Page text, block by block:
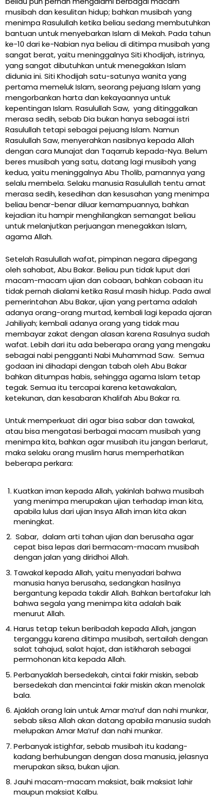
musibah dan kesulitan hidup; bahkan musibah yang
menimpa Rasulullah ketika beliau sedang membutuhkan
bantuan untuk menyebarkan Islam di Mekah. Pada tahun
ke-10 dari ke-Nabian nya beliau di ditimpa musibah yang
sangat berat, yaitu meninggalnya Siti Khodijah, istrinya,
yang sangat dibutuhkan untuk menegakkan Islam
didunia ini. Siti Khodijah satu-satunya wanita yang
pertama memeluk Islam, seorang pejuang Islam yang
mengorbankan harta dan kekayaannya untuk
kepentingan Islam. Rasulullah Saw, yang ditinggalkan
merasa sedih, sebab Dia bukan hanya sebagai istri
Rasulullah tetapi sebagai pejuang Islam. Namun
Rasulullah Saw, menyerahkan nasibnya kepada Allah
dengan caraMunajat dan Taqarrub kepada-Nya. Belum
beres musibah yang satu, datang lagi musibah yang
kedua, yaitu meninggalnya Abu Tholib, pamannya yang
selalu membela. Selaku manusia Rasulullah tentu amat
merasa sedih, kesedihan dan kesusahan yang menimpa
beliau benar-benar diluar kemampuannya, bahkan
kejadian itu hampir menghilangkan semangat beliau
untuk melanjutkan perjuangan menegakkan Islam,
agama Allah.
Setelah Rasulullah wafat, pimpinan negara dipegang
oleh sahabat, Abu Bakar. Beliau pun tidak luput dari
macam-macam ujian dan cobaan, bahkan cobaan itu
tidak pernah dialami ketika Rasul masih hidup. Pada awal
pemerintahan Abu Bakar, ujian yang pertama adalah
adanya orang-orang murtad, kembali lagi kepada ajaran
Jahiliyah; kembali adanya orang yang tidak mau
membayar zakat dengan alasan karena Rasulnya sudah
wafat. Lebih dari itu ada beberapa orang yang mengaku
sebagai nabi pengganti Nabi Muhammad Saw. Semua
godaan ini dihadapi dengan tabah oleh Abu Bakar
bahkan ditumpas habis, sehingga agama Islam tetap
tegak. Semua itu tercapai karena ketawakalan,
ketekunan, dan kesabaran Khalifah Abu Bakar ra.
Untuk memperkuat diri agar bisa sabar dan tawakal,
atau bisa mengatasi berbagai macam musibah yang
menimpa kita, bahkan agar musibah itu jangan berlarut,
maka selaku orang muslim harus memperhatikan
beberapa perkara:
Kuatkan iman kepada Allah, yakinlah bahwa musibah
yang menimpa merupakan ujian terhadap iman kita,
apabila lulus dari ujian Insya Allah iman kita akan
meningkat.
Sabar, dalam arti tahan ujian dan berusaha agar
cepat bisa lepas dari bermacam-macam musibah
dengan jalan yang diridhoi Allah.
Tawakal kepada Allah, yaitu menyadari bahwa
manusia hanya berusaha, sedangkan hasilnya
bergantung kepada takdir Allah. Bahkan bertafakur lah
bahwa segala yang menimpa kita adalah baik
menurut Allah.
Harus tetap tekun beribadah kepada Allah, jangan
terganggu karena ditimpa musibah, sertailah dengan
salat tahajud, salat hajat, dan istikharah sebagai
permohonan kita kepada Allah.
Perbanyaklah bersedekah, cintai fakir miskin, sebab
bersedekah dan mencintai fakir miskin akan menolak
bala.
Ajaklah orang lain untukAmar ma’ruf dannahi munkar,
sebab siksa Allah akan datang apabila manusia sudah
melupakanAmar Ma’ruf dannahi munkar.
Perbanyak istighfar, sebab musibah itu kadang-
kadang berhubungan dengan dosa manusia, jelasnya
merupakan siksa, bukan ujian.
Jauhi macam-macam maksiat, baik maksiat lahir
maupun maksiat Kalbu.